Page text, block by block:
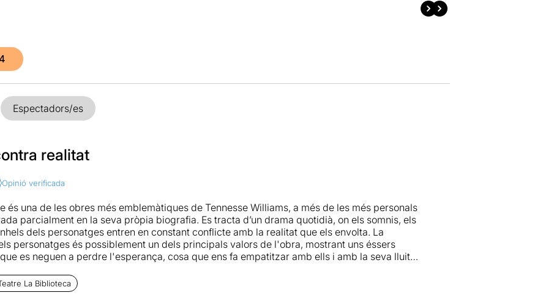
Espectadors/es
realitat
Opinió verificada
és una de les obres més emblemàtiques de Tennesse Williams, a més de les més personals
parcialment en la seva pròpia biografia. Es tracta d’un drama quotidià, on els somnis, els
dels personatges entren en constant conflicte amb la realitat que els envolta. La
personatges és possiblement un dels principals valors de l'obra, mostrant uns éssers
es neguen a perdre l'esperança, cosa que ens fa empatitzar amb ells i amb la seva lluita
aquesta obra com una proposta expressionista, tractant d'allunyar-se del realisme, va
La Biblioteca